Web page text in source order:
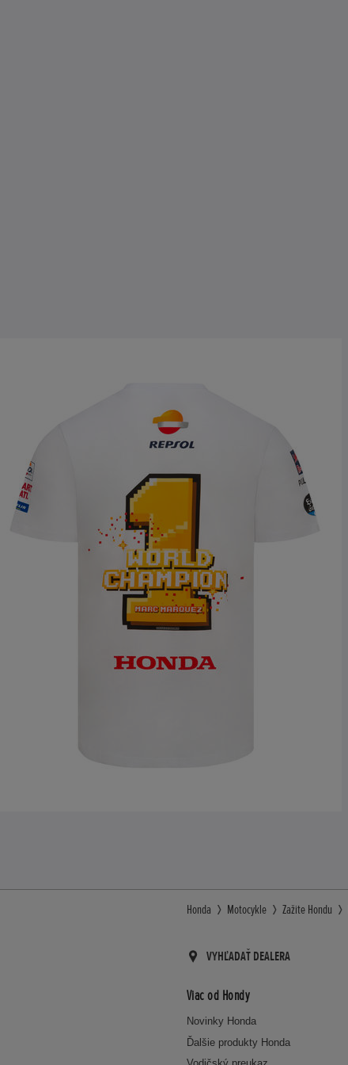
Honda Motocykle Zažite Hondu
VYHĽADAŤ DEALERA
Viac od Hondy
Novinky Honda
Ďalšie produkty Honda